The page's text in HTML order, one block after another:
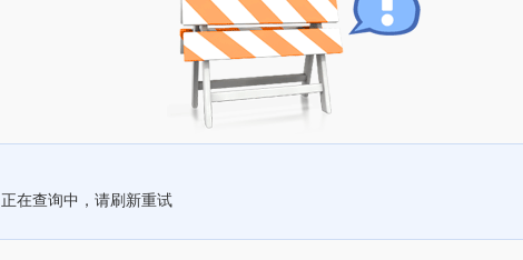
正在查询中，请刷新重试